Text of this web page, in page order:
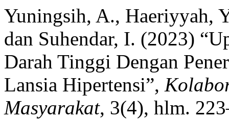
Yuningsih, A., Haeriyyah,
dan Suhendar, I. (2023)
Darah Tinggi Dengan
Lansia Hipertensi”,
Masyarakat, 3(4), hlm.